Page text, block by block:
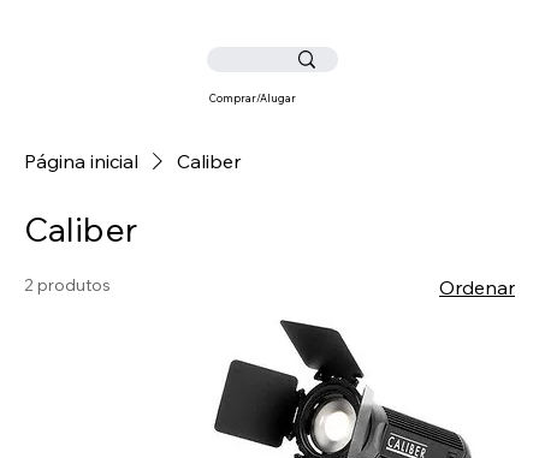
Comprar/Alugar
Página inicial Caliber
Caliber
2 produtos Ordenar